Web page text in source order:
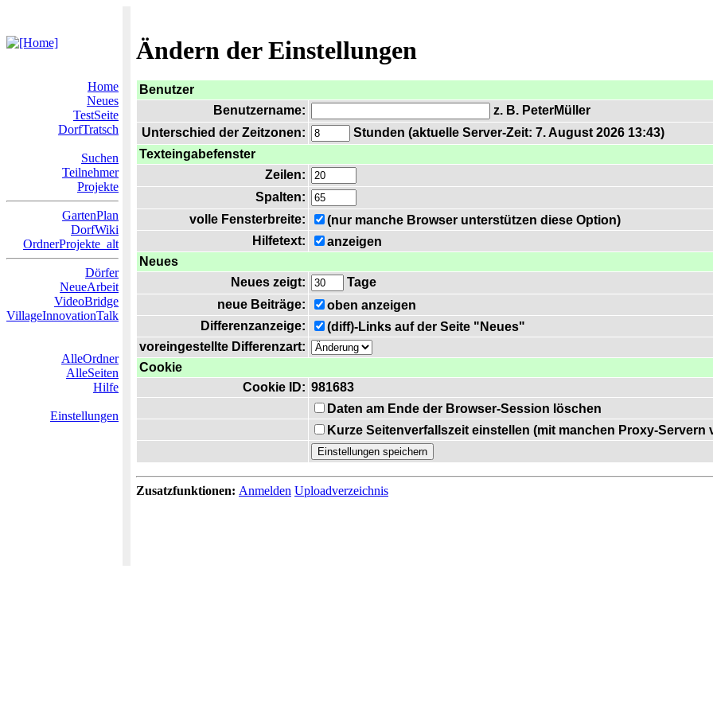
Ändern der Einstellungen
Home
Neues
TestSeite
DorfTratsch
Suchen
Teilnehmer
Projekte
GartenPlan
DorfWiki
OrdnerProjekte_alt
Dörfer
NeueArbeit
VideoBridge
VillageInnovationTalk
AlleOrdner
AlleSeiten
Hilfe
Einstellungen
Benutzer
Benutzername:
z. B. PeterMüller
Unterschied der Zeitzonen:
Stunden (aktuelle Server-Zeit: 7. August 2026 13:43)
Texteingabefenster
Zeilen:
Spalten:
volle Fensterbreite:
(nur manche Browser unterstützen diese Option)
Hilfetext:
anzeigen
Neues
Neues zeigt:
Tage
neue Beiträge:
oben anzeigen
Differenzanzeige:
(diff)-Links auf der Seite "Neues"
voreingestellte Differenzart:
Cookie
Cookie ID: 981683
Daten am Ende der Browser-Session löschen
Kurze Seitenverfallszeit einstellen (mit manchen Proxy-Servern
Zusatzfunktionen: Anmelden Uploadverzeichnis